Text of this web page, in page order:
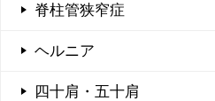
脊柱管狭窄症
ヘルニア
四十肩・五十肩